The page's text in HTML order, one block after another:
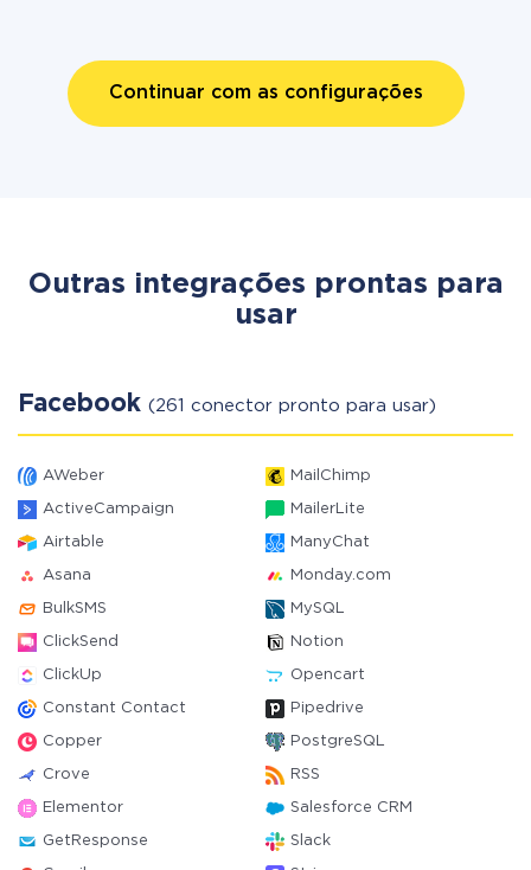
Continuar com as configurações
Outras integrações prontas para
usar
Facebook (261 conector pronto para usar)
AWeber MailChimp
ActiveCampaign MailerLite
Airtable ManyChat
Asana Monday.com
BulkSMS MySQL
ClickSend Notion
ClickUp Opencart
Constant Contact Pipedrive
Copper PostgreSQL
Crove RSS
Elementor Salesforce CRM
GetResponse Slack